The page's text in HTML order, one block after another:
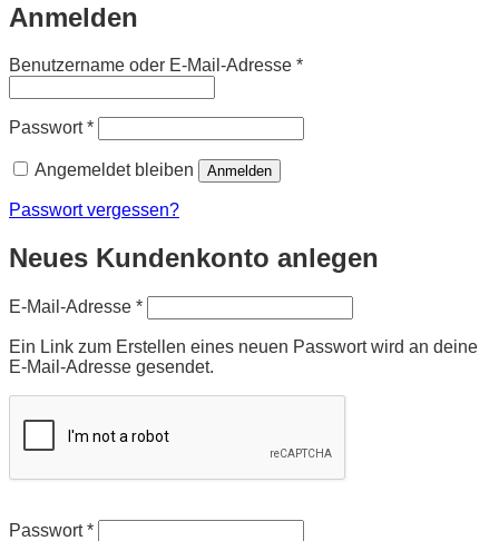
Anmelden
Benutzername oder E-Mail-Adresse *Erforderlich
Passwort*Erforderlich
Angemeldet bleiben Anmelden
Passwort vergessen?
Neues Kundenkonto anlegen
E-Mail-Adresse *Erforderlich
Ein Link zum Erstellen eines neuen Passwort wird an deine
E-Mail-Adresse gesendet.
Passwort*